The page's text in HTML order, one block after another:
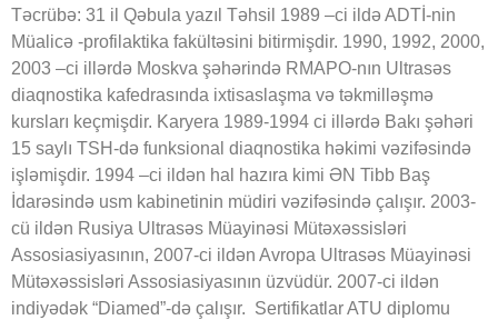
Təcrübə: 31 il Qəbula yazıl Təhsil 1989 –ci ildə ADTİ-nin
Müalicə -profilaktika fakültəsini bitirmişdir. 1990, 1992, 2000,
2003 –ci illərdə Moskva şəhərində RMAPO-nın Ultrasəs
diaqnostika kafedrasında ixtisaslaşma və təkmilləşmə
kursları keçmişdir. Karyera 1989-1994 ci illərdə Bakı şəhəri
15 saylı TSH-də funksional diaqnostika həkimi vəzifəsində
işləmişdir. 1994 –ci ildən hal hazıra kimi ƏN Tibb Baş
İdarəsində usm kabinetinin müdiri vəzifəsində çalışır. 2003-
cü ildən Rusiya Ultrasəs Müayinəsi Mütəxəssisləri
Assosiasiyasının, 2007-ci ildən Avropa Ultrasəs Müayinəsi
Mütəxəssisləri Assosiasiyasının üzvüdür. 2007-ci ildən
indiyədək “Diamed”-də çalışır. Sertifikatlar ATU diplomu